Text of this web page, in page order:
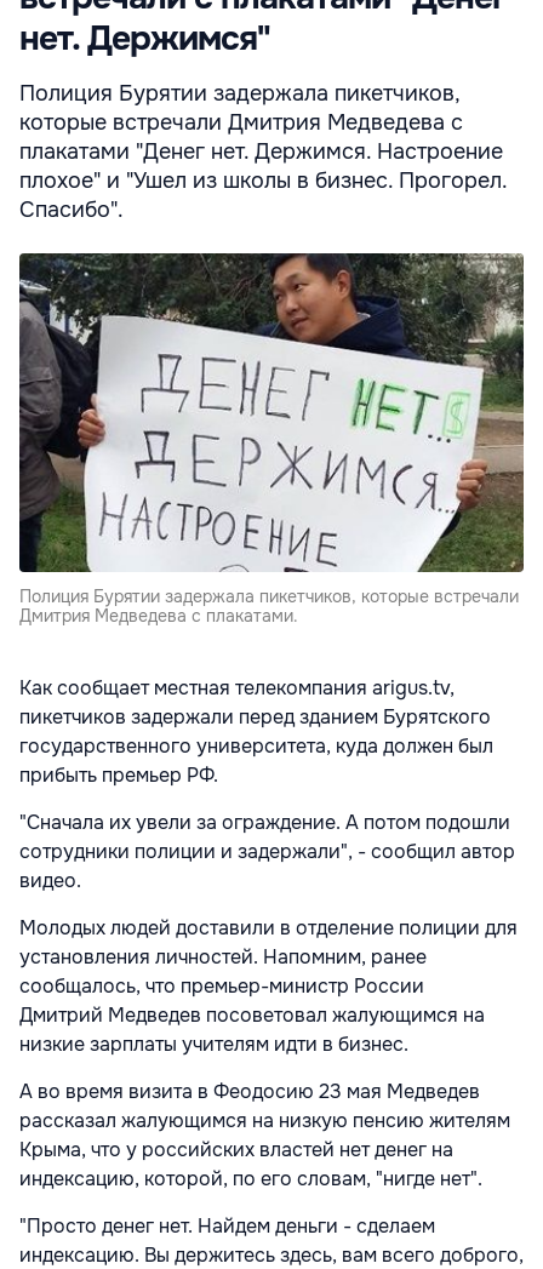
нет. Держимся"
Полиция Бурятии задержала пикетчиков,
которые встречали Дмитрия Медведева с
плакатами "Денег нет. Держимся. Настроение
плохое" и "Ушел из школы в бизнес. Прогорел.
Спасибо".
Полиция Бурятии задержала пикетчиков, которые встречали
Дмитрия Медведева с плакатами.
Как сообщает местная телекомпания arigus.tv,
пикетчиков задержали перед зданием Бурятского
государственного университета, куда должен был
прибыть премьер РФ.
"Сначала их увели за ограждение. А потом подошли
сотрудники полиции и задержали", - сообщил автор
видео.
Молодых людей доставили в отделение полиции для
установления личностей. Напомним, ранее
сообщалось, что премьер-министр России
Дмитрий Медведев посоветовал жалующимся на
низкие зарплаты учителям идти в бизнес.
А во время визита в Феодосию 23 мая Медведев
рассказал жалующимся на низкую пенсию жителям
Крыма, что у российских властей нет денег на
индексацию, которой, по его словам, "нигде нет".
"Просто денег нет. Найдем деньги - сделаем
индексацию​. Вы держитесь здесь, вам всего доброго,